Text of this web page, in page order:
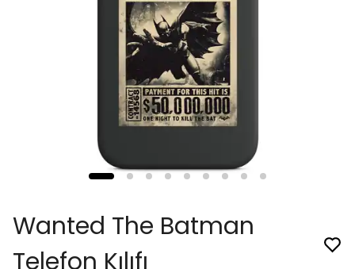
Wanted The Batman
Telefon Kılıfı